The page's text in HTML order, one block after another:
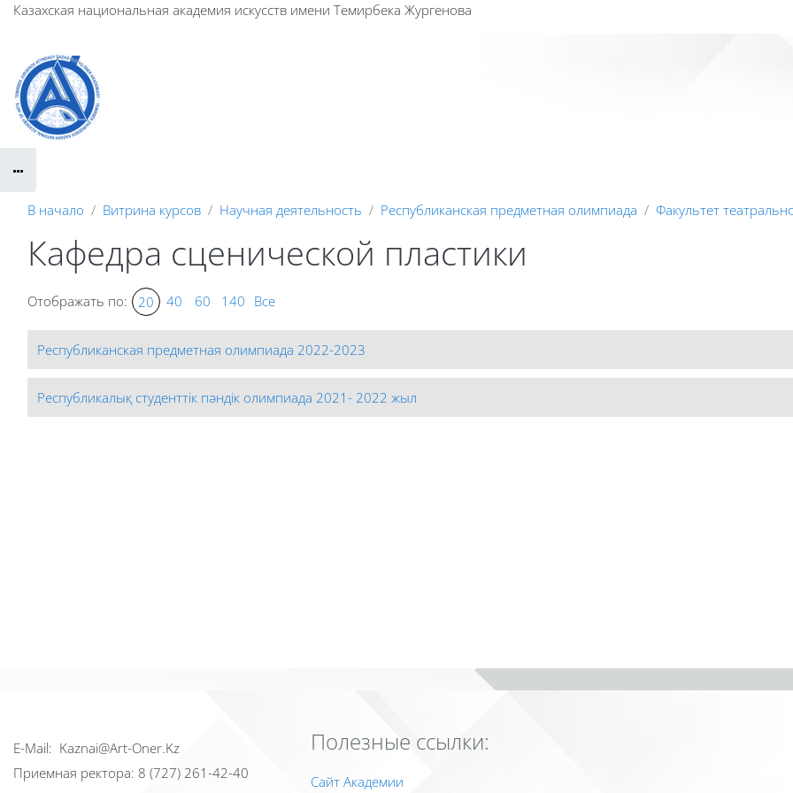
Перейти к основному содержанию
Казахская национальная академия искусств имени Темирбека Жургенова
В начало Витрина курсов Научная деятельность Республиканская предметная олимпиада Факультет
Кафедра сценической пластики
Отображать по: 20 40 60 140 Все
Республиканская предметная олимпиада 2022-2023
Республикалық студенттік пәндік олимпиада 2021- 2022 жыл
Е-Mail: Kaznai@Art-Oner.Kz
Приемная ректора: 8 (727) 261-42-40
Полезные ссылки:
Сайт Академии